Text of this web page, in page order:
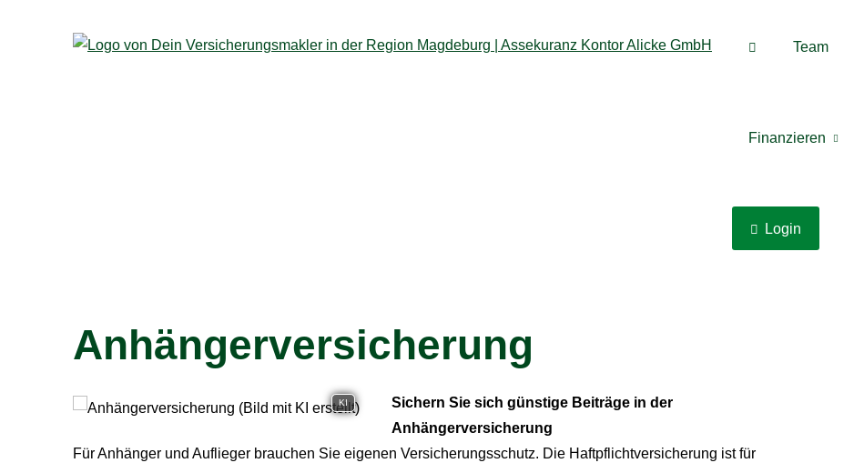
Team
Finanzieren
Login
Anhängerversicherung
KI
Sichern Sie sich günstige Beiträge in der
Anhängerversicherung
Für Anhänger und Auflieger brauchen Sie eigenen Versicherungsschutz. Die Haft­pflichtversicherung ist für